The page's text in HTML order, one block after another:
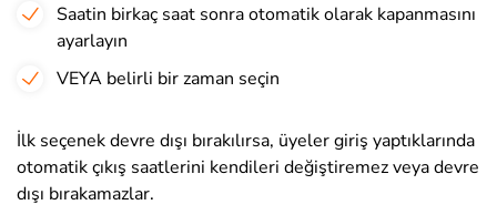
Saatin birkaç saat sonra otomatik olarak kapanmasını
ayarlayın
VEYA belirli bir zaman seçin
İlk seçenek devre dışı bırakılırsa, üyeler giriş yaptıklarında
otomatik çıkış saatlerini kendileri değiştiremez veya devre
dışı bırakamazlar.